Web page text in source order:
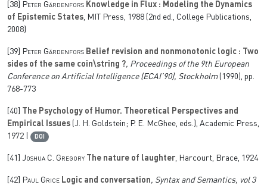
[38] Peter Gärdenfors Knowledge in Flux : Modeling the Dynamics
of Epistemic States, MIT Press, 1988 (2nd ed., College Publications,
2008)
[39] Peter Gärdenfors Belief revision and nonmonotonic logic : Two
sides of the same coin\string ?, Proceedings of the 9th European
Conference on Artificial Intelligence (ECAI’90), Stockholm(1990), pp.
768-773
[40]
The Psychology of Humor. Theoretical Perspectives and
Empirical Issues (J. H. Goldstein; P. E. McGhee, eds.), Academic Press,
1972 |
DOI
[41] Joshua C. Gregory The nature of laughter, Harcourt, Brace, 1924
[42] Paul Grice Logic and conversation, Syntax and Semantics, vol 3